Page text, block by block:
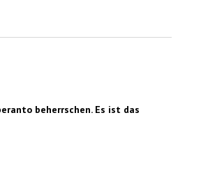
beherrschen. Es ist das
external)